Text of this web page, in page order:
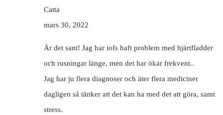
Catta
mars 30, 2022
Är det sant! Jag har iofs haft problem med hjärtfladder
och rusningar länge, men det har ökar frekvent..
Jag har ju flera diagnoser och äter flera mediciner
dagligen så tänker att det kan ha med det att göra, samt
stress.